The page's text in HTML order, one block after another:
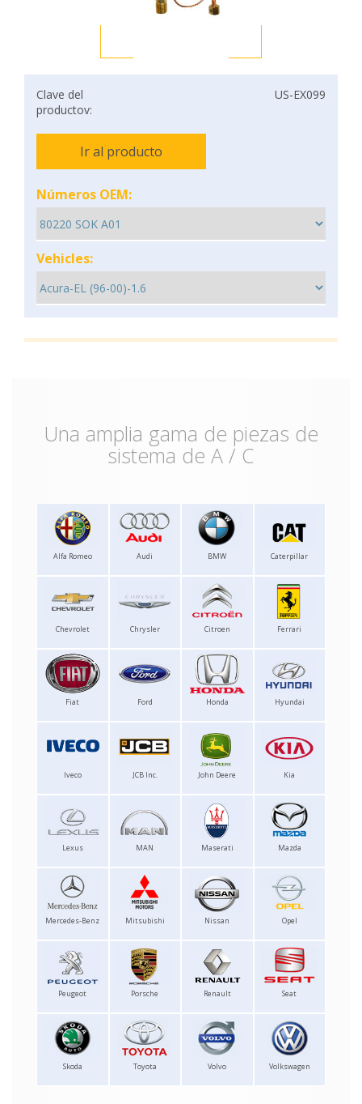
Clave del
productov:
US-EX099
Ir al producto
Números OEM:
Vehicles:
Una amplia gama de piezas de
sistema de A / C
Alfa Romeo Audi BMW Caterpillar
Chevrolet Chrysler Citroen Ferrari
Fiat Ford Honda Hyundai
Iveco JCB Inc. John Deere Kia
Lexus MAN Maserati Mazda
Mercedes-Benz Mitsubishi Nissan Opel
Peugeot Porsche Renault Seat
Skoda Toyota Volvo Volkswagen